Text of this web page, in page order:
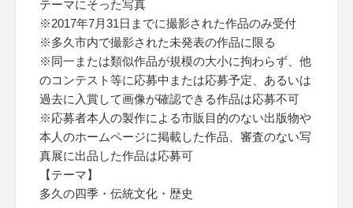
テーマにそった写真
※2017年7月31日までに撮影された作品のみ受付
※多久市内で撮影された未発表の作品に限る
※同一または類似作品が規模の大小に拘わらず、他
のコンテスト等に応募中または応募予定、あるいは
過去に入賞して画像が確認できる作品は応募不可
※応募者本人の製作による市販目的のない出版物や
本人のホームページに掲載した作品、審査のない写
真展に出品した作品は応募可
【テーマ】
多久の四季・伝統文化・歴史